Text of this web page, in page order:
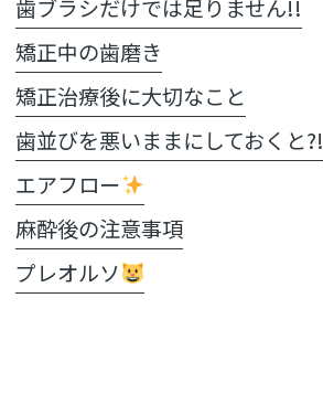
歯ブラシだけでは足りません!!
矯正中の歯磨き
矯正治療後に大切なこと
歯並びを悪いままにしておくと?!
エアフロー
麻酔後の注意事項
プレオルソ